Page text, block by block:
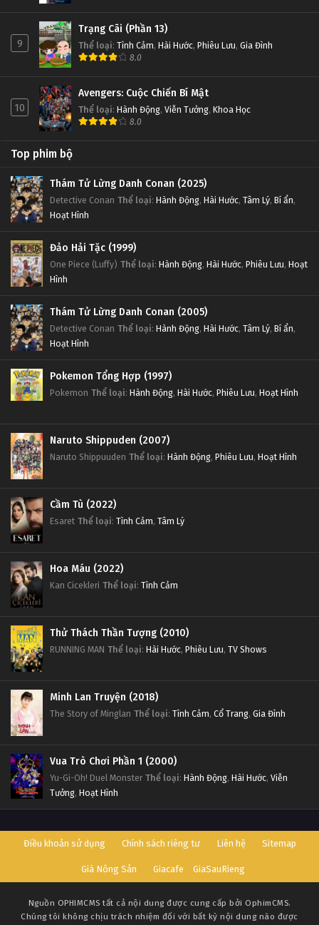
9
Trạng Cãi (Phần 13)
Thể loại: Tình Cảm, Hài Hước, Phiêu Lưu, Gia Đình
8.0
10
Avengers: Cuộc Chiến Bí Mật
Thể loại: Hành Động, Viễn Tưởng, Khoa Học
8.0
Top phim bộ
Thám Tử Lừng Danh Conan (2025)
Detective Conan Thể loại: Hành Động, Hài Hước, Tâm Lý, Bí ẩn,
Hoạt Hình
Đảo Hải Tặc (1999)
One Piece (Luffy) Thể loại: Hành Động, Hài Hước, Phiêu Lưu, Hoạt
Hình
Thám Tử Lừng Danh Conan (2005)
Detective Conan Thể loại: Hành Động, Hài Hước, Tâm Lý, Bí ẩn,
Hoạt Hình
Pokemon Tổng Hợp (1997)
Pokemon Thể loại: Hành Động, Hài Hước, Phiêu Lưu, Hoạt Hình
Naruto Shippuden (2007)
Naruto Shippuuden Thể loại: Hành Động, Phiêu Lưu, Hoạt Hình
Cầm Tù (2022)
Esaret Thể loại: Tình Cảm, Tâm Lý
Hoa Máu (2022)
Kan Cicekleri Thể loại: Tình Cảm
Thử Thách Thần Tượng (2010)
RUNNING MAN Thể loại: Hài Hước, Phiêu Lưu, TV Shows
Minh Lan Truyện (2018)
The Story of Minglan Thể loại: Tình Cảm, Cổ Trang, Gia Đình
Vua Trò Chơi Phần 1 (2000)
Yu-Gi-Oh! Duel Monster Thể loại: Hành Động, Hài Hước, Viễn
Tưởng, Hoạt Hình
Điều khoản sử dụng Chính sách riêng tư Liên hệ Sitemap
Giá Nông Sản Giacafe GiaSauRieng
Nguồn OPHIMCMS tất cả nội dung được cung cấp bởi OphimCMS.
Chúng tôi không chịu trách nhiệm đối với bất kỳ nội dung nào được